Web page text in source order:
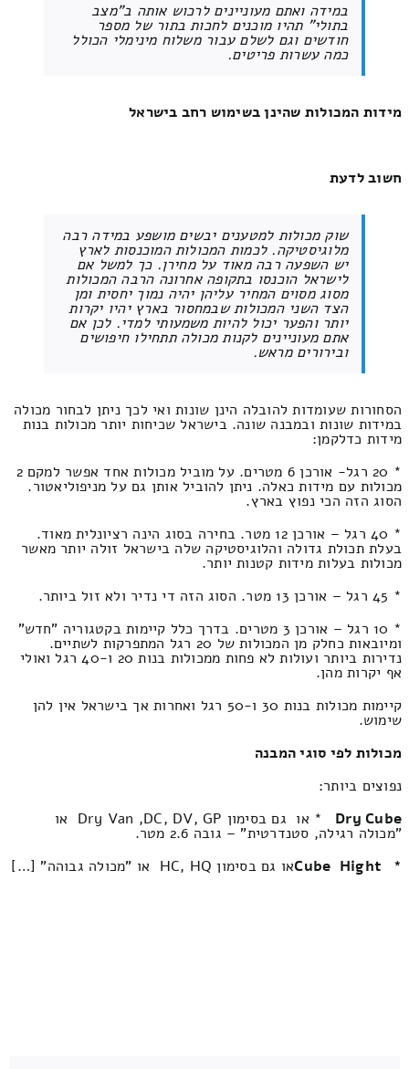
במידה ואתם מעוניינים לרכוש אותה ב"מצב
בתולי" תהיו מוכנים לחכות בתור של מספר
חודשים וגם לשלם עבור משלוח מינימלי הכולל
כמה עשרות פריטים.
מידות המכולות שהינן בשימוש רחב בישראל
חשוב לדעת
שוק מכולות למטענים יבשים מושפע במידה רבה
מלוגיסטיקה. לכמות המכולות המוכנסות לארץ
יש השפעה רבה מאוד על מחירן. כך למשל אם
לישראל הוכנסו בתקופה אחרונה הרבה המכולות
מסוג מסוים המחיר עליהן יהיה נמוך יחסית ומן
הצד השני המכולות שבמחסור בארץ יהיו יקרות
יותר והפער יכול להיות משמעותי למדי. לכן אם
אתם מעוניינים לקנות מכולה תתחילו חיפושים
ובירורים מראש.
הסחורות שעומדות להובלה הינן שונות ואי לכך ניתן לבחור מכולה
במידות שונות ובמבנה שונה. בישראל שכיחות יותר מכולות בנות
מידות כדלקמן:
* 20 רגל- אורכן 6 מטרים. על מוביל מכולות אחד אפשר למקם 2
מכולות עם מידות כאלה. ניתן להוביל אותן גם על מניפוליאטור.
הסוג הזה הכי נפוץ בארץ.
* 40 רגל – אורכן 12 מטר. בחירה בסוג הינה רציונלית מאוד.
בעלת תכולת גדולה והלוגיסטיקה שלה בישראל זולה יותר מאשר
מכולות בעלות מידות קטנות יותר.
* 45 רגל – אורכן 13 מטר. הסוג הזה די נדיר ולא זול ביותר.
* 10 רגל – אורכן 3 מטרים. בדרך כלל קיימות בקטגוריה "חדש"
ומיובאות כחלק מן המכולות של 20 רגל המתפרקות לשתיים.
נדירות ביותר ועולות לא פחות ממכולות בנות 20 ו-40 רגל ואולי
אף יקרות מהן.
קיימות מכולות בנות 30 ו-50 רגל ואחרות אך בישראל אין להן
שימוש.
מכולות לפי סוגי המבנה
נפוצים ביותר:
Dry Cube
* או גם בסימון Dry Van ,DC, DV, GP או
"מכולה רגילה, סטנדרטית" – גובה 2.6 מטר.
*
Hight או גם בסימון HC, HQ או "מכולה גבוהה" […]